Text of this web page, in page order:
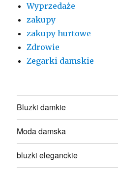
Wyprzedaże
zakupy
zakupy hurtowe
Zdrowie
Zegarki damskie
Bluzki damkie
Moda damska
bluzki eleganckie